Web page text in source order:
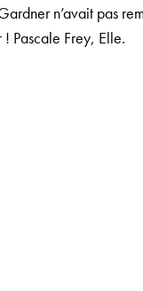
n’avait pas
Pascale Frey, Elle.